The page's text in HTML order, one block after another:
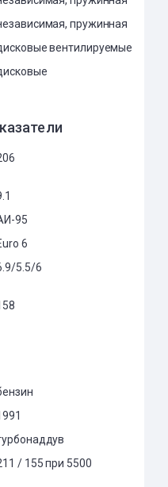
пружинная
вентилируемые
95
6
5.5/6
/ 155 при 5500